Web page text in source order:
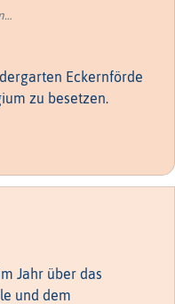
Eckernförde
zu besetzen.
Jahr über das
und dem